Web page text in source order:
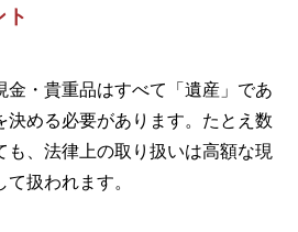
ト
金・貴重品はすべて「遺産」であ
決める必要があります。たとえ数
、法律上の取り扱いは高額な現
扱われます。